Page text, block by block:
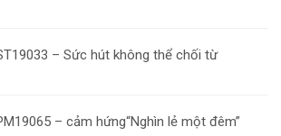
– Sức hút không thể chối từ
– cảm hứng“Nghìn lẻ một đêm”